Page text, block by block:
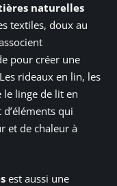
naturelles
textiles, doux au
pour créer une
rideaux en lin, les
le linge de lit en
qui
et de chaleur à
est aussi une